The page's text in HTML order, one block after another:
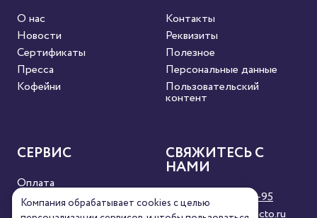
О нас
Новости
Сертификаты
Пресса
Кофейни
Контакты
Реквизиты
Полезное
Персональные данные
Пользовательский
контент
СЕРВИС
Оплата
Доставка
СВЯЖИТЕСЬ С
НАМИ
8 (800) 333-63-95
orders@torrefacto.ru
Компания обрабатывает cookies с целью